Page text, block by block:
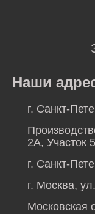
Наши
г. Санкт-
2А, Участок 5
г. Санкт-
г. Москва,
Московская